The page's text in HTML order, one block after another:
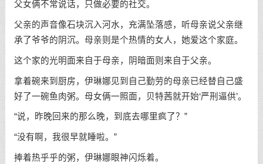
父女俩不常说话，只做必要的社交。
父亲的声音像石块沉入河水，充满坠落感，听母亲说父亲继
承了爷爷的阴沉。母亲则是个热情的女人，她爱这个家庭。
这个家的光明面来自于母亲，阴暗面则来自于父亲。
拿着碗来到厨房，伊琳娜见到自己勤劳的母亲已经替自己盛
好了一碗鱼肉粥。母女俩一照面，贝特茜就开始‘严刑逼供’。
“说，昨晚回来的那么晚，到底去哪里疯了？”
“没有啊，我很早就睡啦。”
捧着热乎乎的粥，伊琳娜眼神闪烁着。